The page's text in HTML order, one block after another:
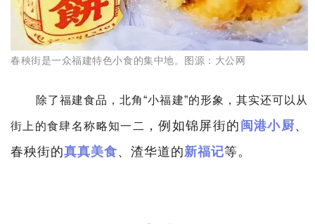
春秧街是一众福建特色小食的集中地。图源：大公网
除了福建食品，北角“小福建”的形象，其实还可以从
街上的食肆名称略知一二 ，例如锦屏街的 闽港小厨、
春秧街的真真美食、渣华道的新福记等。